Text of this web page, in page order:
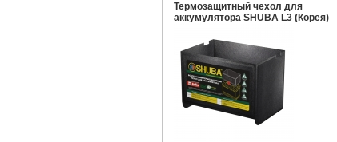
Термозащитный чехол для
аккумулятора SHUBA L3 (Корея)